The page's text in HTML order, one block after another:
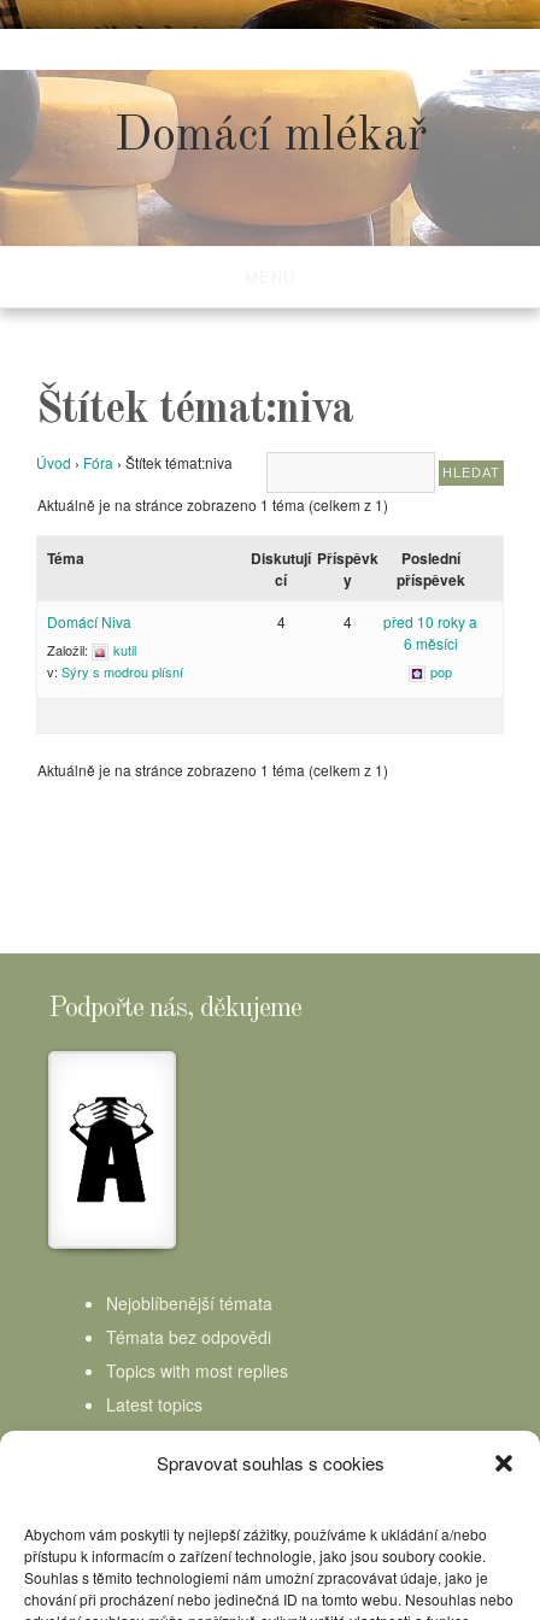
Spravovat souhlas s cookies
Abychom vám poskytli ty nejlepší zážitky, používáme k ukládání a/nebo
přístupu k informacím o zařízení technologie, jako jsou soubory cookie.
Souhlas s těmito technologiemi nám umožní zpracovávat údaje, jako je
chování při procházení nebo jedinečná ID na tomto webu. Nesouhlas nebo
to
content
Domácí mlékař
Štítek témat:niva
Úvod › Fóra › Štítek témat:niva
Aktuálně je na stránce zobrazeno 1 téma (celkem z 1)
Téma
Diskutují
cí
Příspěvk
y
Poslední
příspěvek
Domácí Niva
Založil:
kutil
v: Sýry s modrou plísní
4 4
před 10 roky a
6 měsíci
pop
Aktuálně je na stránce zobrazeno 1 téma (celkem z 1)
Podpořte nás, děkujeme
Nejoblíbenější témata
Témata bez odpovědi
Topics with most replies
Latest topics
Topics Freshness